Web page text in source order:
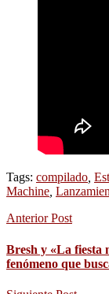
Tags: compilado,
Machine,
Anterior Post
Bresh y «La fiesta
fenómeno que